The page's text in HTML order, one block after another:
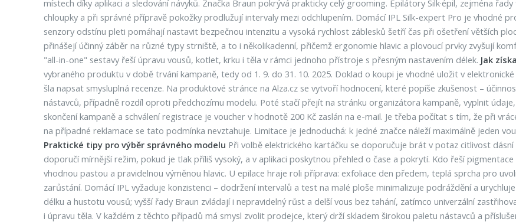
místech díky aplikaci a sledování návyků. Značka Braun pokrývá prakticky celý grooming. Epilátory Silk·épil, zejména
chloupky a při správné přípravě pokožky prodlužují intervaly mezi odchlupením. Domácí IPL Silk-expert Pro je vhodné
senzory odstínu pleti pomáhají nastavit bezpečnou intenzitu a vysoká rychlost záblesků šetří čas při ošetření větších
přinášejí účinný záběr na různé typy strniště, a to i několikadenní, přičemž ergonomie hlavic a plovoucí prvky zvyšují
"all-in-one" sestavy řeší úpravu vousů, kotlet, krku i těla v rámci jednoho přístroje s přesným nastavením délek. Jak
vybraného produktu v době trvání kampaně, tedy od 1. 9. do 31. 10. 2025. Doklad o koupi je vhodné uložit v
šla napsat smysluplná recenze. Na produktové stránce na Alza.cz se vytvoří hodnocení, které popíše zkušenost –
nástavců, případně rozdíl oproti předchozímu modelu. Poté stačí přejít na stránku organizátora kampaně, vyplnit
skončení kampaně a schválení registrace je voucher v hodnotě 200 Kč zaslán na e-mail. Je třeba počítat s tím, že při
na případné reklamace se tato podmínka nevztahuje. Limitace je jednoduchá: k jedné značce náleží maximálně jeden
Praktické tipy pro výběr správného modelu Při volbě elektrického kartáčku se doporučuje brát v potaz citlivost
doporučí mírnější režim, pokud je tlak příliš vysoký, a v aplikaci poskytnou přehled o čase a pokrytí. Kdo řeší
vhodnou pastou a pravidelnou výměnou hlavic. U epilace hraje roli příprava: exfoliace den předem, teplá sprcha pro
zarůstání. Domácí IPL vyžaduje konzistenci – dodržení intervalů a test na malé ploše minimalizuje podráždění a
délku a hustotu vousů; vyšší řady Braun zvládají i nepravidelný růst a delší vous bez tahání, zatímco univerzální
i úpravu těla. V každém z těchto případů má smysl zvolit prodejce, který drží skladem širokou paletu nástavců a